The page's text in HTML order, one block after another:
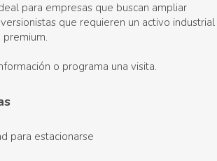
para empresas que buscan ampliar
que requieren un activo industrial
premium.
o programa una visita.
para estacionarse